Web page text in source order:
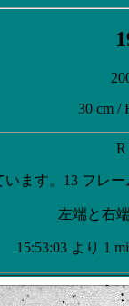
30 cm /
R
ます。13 フレ
左端と右
15:53:03 より 1